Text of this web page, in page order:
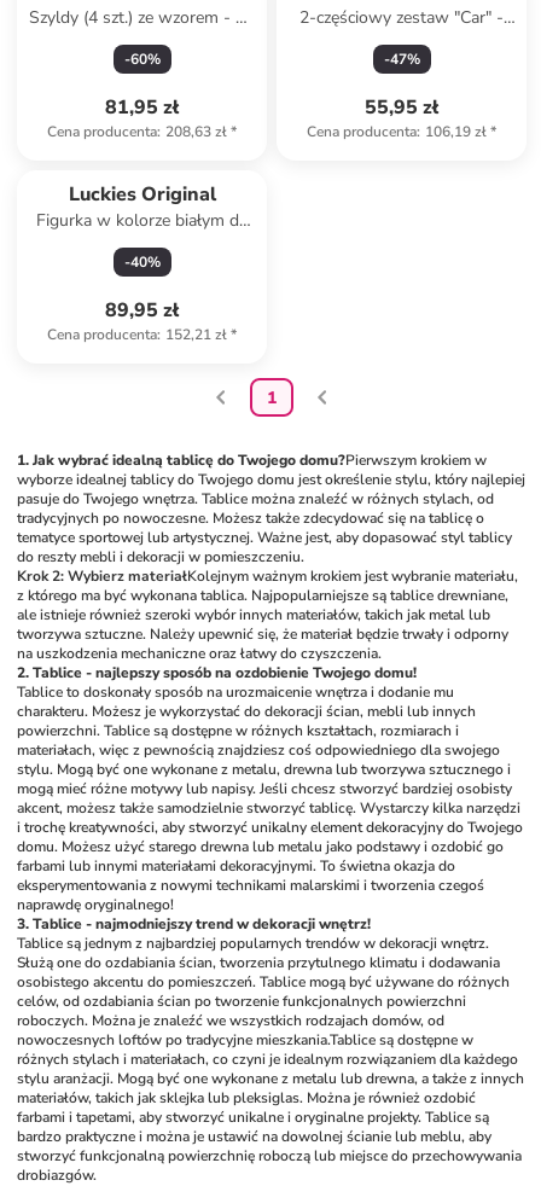
Szyldy (4 szt.) ze wzorem - 40
x 20 cm
-60%
81,95 zł
Cena producenta: 208,63 zł*
2-częściowy zestaw "Car" -
49,5 x 19 x 0,30 cm
-47%
55,95 zł
Cena producenta: 106,19 zł*
Luckies Original
Figurka w kolorze białym do
notatek - 16,5 x 11,5 x 13 cm
-40%
89,95 zł
Cena producenta: 152,21 zł*
1
1. Jak wybrać idealną tablicę do Twojego domu?Pierwszym krokiem w
wyborze idealnej tablicy do Twojego domu jest określenie stylu, który najlepiej
pasuje do Twojego wnętrza. Tablice można znaleźć w różnych stylach, od
tradycyjnych po nowoczesne. Możesz także zdecydować się na tablicę o
tematyce sportowej lub artystycznej. Ważne jest, aby dopasować styl tablicy
do reszty mebli i dekoracji w pomieszczeniu.
Krok 2: Wybierz materiałKolejnym ważnym krokiem jest wybranie materiału,
z którego ma być wykonana tablica. Najpopularniejsze są tablice drewniane,
ale istnieje również szeroki wybór innych materiałów, takich jak metal lub
tworzywa sztuczne. Należy upewnić się, że materiał będzie trwały i odporny
na uszkodzenia mechaniczne oraz łatwy do czyszczenia.
2. Tablice - najlepszy sposób na ozdobienie Twojego domu!
Tablice to doskonały sposób na urozmaicenie wnętrza i dodanie mu
charakteru. Możesz je wykorzystać do dekoracji ścian, mebli lub innych
powierzchni. Tablice są dostępne w różnych kształtach, rozmiarach i
materiałach, więc z pewnością znajdziesz coś odpowiedniego dla swojego
stylu. Mogą być one wykonane z metalu, drewna lub tworzywa sztucznego i
mogą mieć różne motywy lub napisy. Jeśli chcesz stworzyć bardziej osobisty
akcent, możesz także samodzielnie stworzyć tablicę. Wystarczy kilka narzędzi
i trochę kreatywności, aby stworzyć unikalny element dekoracyjny do Twojego
domu. Możesz użyć starego drewna lub metalu jako podstawy i ozdobić go
farbami lub innymi materiałami dekoracyjnymi. To świetna okazja do
eksperymentowania z nowymi technikami malarskimi i tworzenia czegoś
naprawdę oryginalnego!
3. Tablice - najmodniejszy trend w dekoracji wnętrz!
Tablice są jednym z najbardziej popularnych trendów w dekoracji wnętrz.
Służą one do ozdabiania ścian, tworzenia przytulnego klimatu i dodawania
osobistego akcentu do pomieszczeń. Tablice mogą być używane do różnych
celów, od ozdabiania ścian po tworzenie funkcjonalnych powierzchni
roboczych. Można je znaleźć we wszystkich rodzajach domów, od
nowoczesnych loftów po tradycyjne mieszkania.Tablice są dostępne w
różnych stylach i materiałach, co czyni je idealnym rozwiązaniem dla każdego
stylu aranżacji. Mogą być one wykonane z metalu lub drewna, a także z innych
materiałów, takich jak sklejka lub pleksiglas. Można je również ozdobić
farbami i tapetami, aby stworzyć unikalne i oryginalne projekty. Tablice są
bardzo praktyczne i można je ustawić na dowolnej ścianie lub meblu, aby
stworzyć funkcjonalną powierzchnię roboczą lub miejsce do przechowywania
drobiazgów.